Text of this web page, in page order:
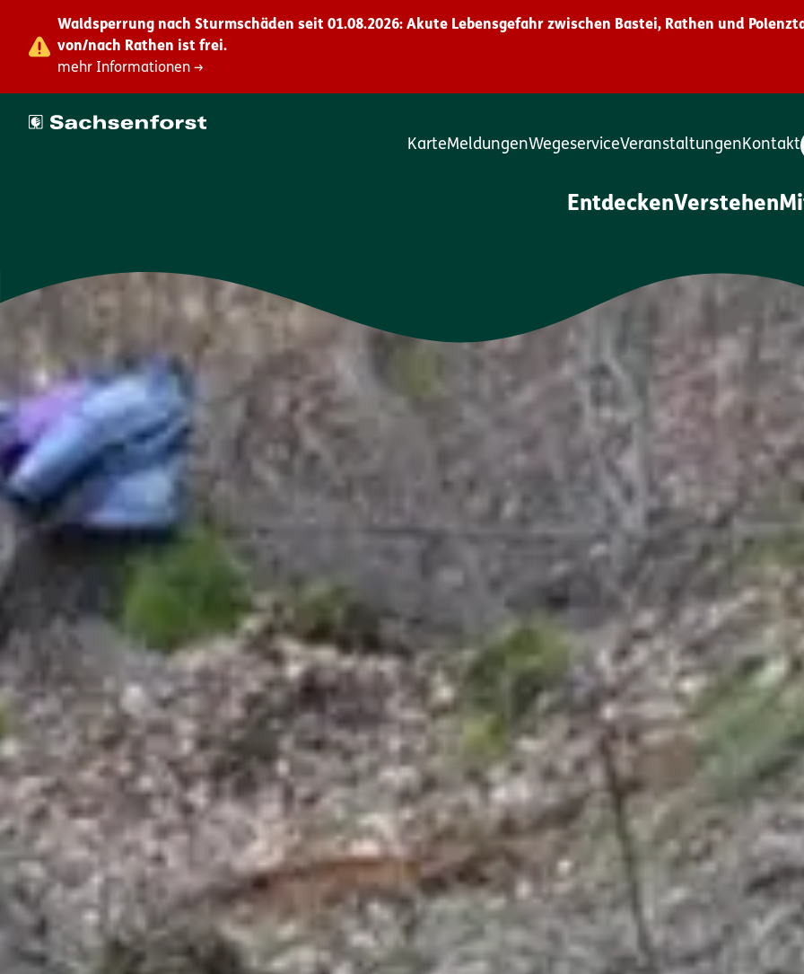
Waldsperrung nach Sturmschäden seit 01.08.2026: Akute Lebensgefahr zwischen Bastei, Rathen und
von/nach Rathen ist frei.
mehr Informationen →
KarteMeldungenWegeserviceVeranstaltungenKontakt
EntdeckenVerstehen